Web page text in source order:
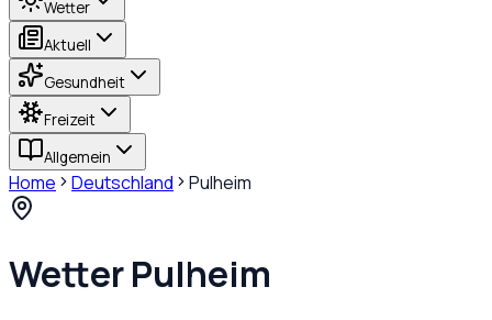
Wetter
Aktuell
Gesundheit
Freizeit
Allgemein
Home Deutschland Pulheim
WetterPulheim